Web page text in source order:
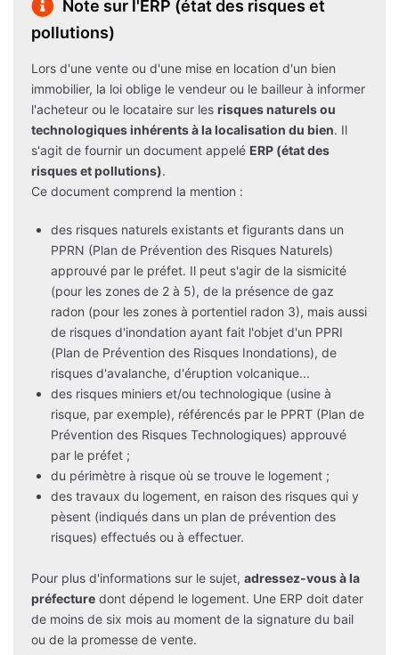
Note sur l'ERP (état des risques et
pollutions)
Lors d'une vente ou d'une mise en location d'un bien
immobilier, la loi oblige le vendeur ou le bailleur à informer
l'acheteur ou le locataire sur les risques naturels ou
technologiques inhérents à la localisation du bien. Il
s'agit de fournir un document appelé ERP (état des
risques et pollutions).
Ce document comprend la mention :
des risques naturels existants et figurants dans un
PPRN (Plan de Prévention des Risques Naturels)
approuvé par le préfet. Il peut s'agir de la sismicité
(pour les zones de 2 à 5), de la présence de gaz
radon (pour les zones à portentiel radon 3), mais aussi
de risques d'inondation ayant fait l'objet d'un PPRI
(Plan de Prévention des Risques Inondations), de
risques d'avalanche, d'éruption volcanique...
des risques miniers et/ou technologique (usine à
risque, par exemple), référencés par le PPRT (Plan de
Prévention des Risques Technologiques) approuvé
par le préfet ;
du périmètre à risque où se trouve le logement ;
des travaux du logement, en raison des risques qui y
pèsent (indiqués dans un plan de prévention des
risques) effectués ou à effectuer.
Pour plus d'informations sur le sujet, adressez-vous à la
préfecture dont dépend le logement. Une ERP doit dater
de moins de six mois au moment de la signature du bail
ou de la promesse de vente.